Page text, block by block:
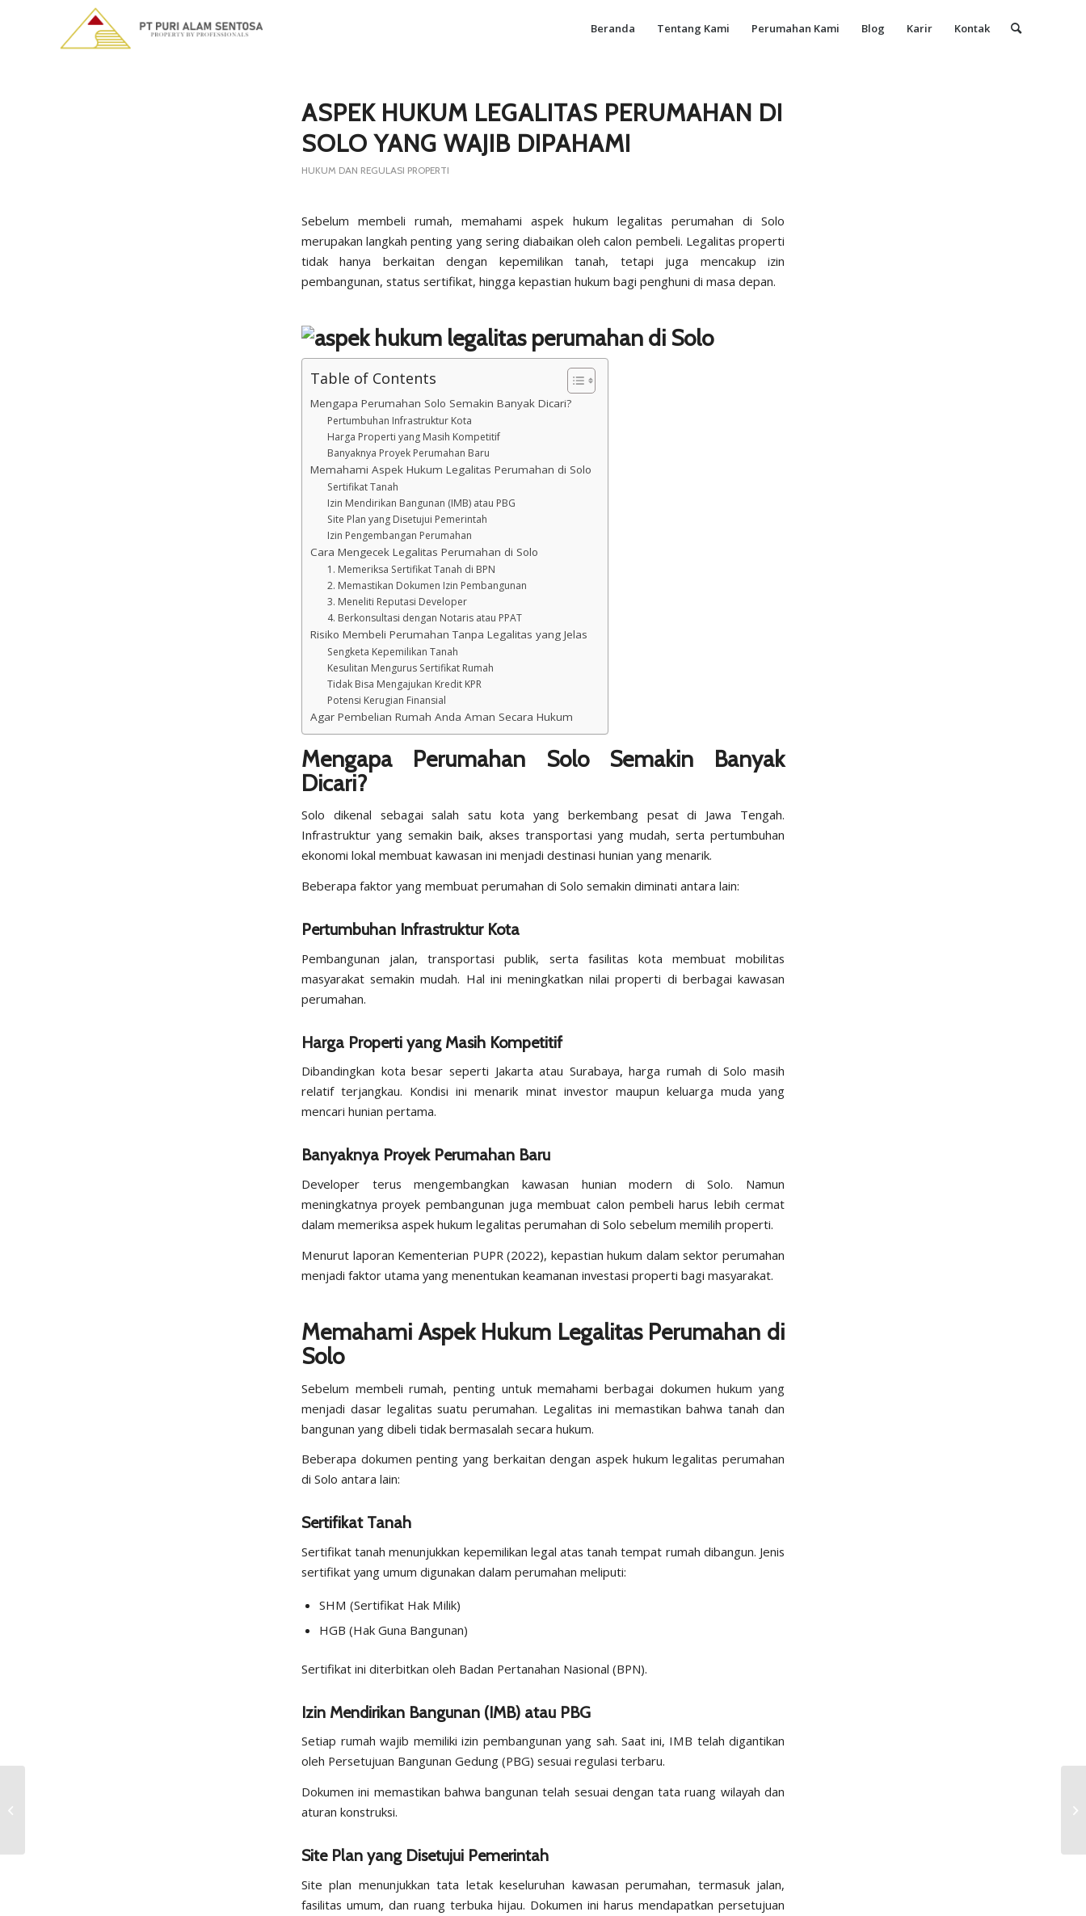
Beranda Tentang Kami Perumahan Kami Blog Karir Kontak
ASPEK HUKUM LEGALITAS PERUMAHAN DI
SOLO YANG WAJIB DIPAHAMI
HUKUM DAN REGULASI PROPERTI
Sebelum membeli rumah, memahami aspek hukum legalitas perumahan di Solo
merupakan langkah penting yang sering diabaikan oleh calon pembeli. Legalitas properti
tidak hanya berkaitan dengan kepemilikan tanah, tetapi juga mencakup izin
pembangunan, status sertifikat, hingga kepastian hukum bagi penghuni di masa depan.
Table of Contents
Mengapa Perumahan Solo Semakin Banyak Dicari?
Pertumbuhan Infrastruktur Kota
Harga Properti yang Masih Kompetitif
Banyaknya Proyek Perumahan Baru
Memahami Aspek Hukum Legalitas Perumahan di Solo
Sertifikat Tanah
Izin Mendirikan Bangunan (IMB) atau PBG
Site Plan yang Disetujui Pemerintah
Izin Pengembangan Perumahan
Cara Mengecek Legalitas Perumahan di Solo
1. Memeriksa Sertifikat Tanah di BPN
2. Memastikan Dokumen Izin Pembangunan
3. Meneliti Reputasi Developer
4. Berkonsultasi dengan Notaris atau PPAT
Risiko Membeli Perumahan Tanpa Legalitas yang Jelas
Sengketa Kepemilikan Tanah
Kesulitan Mengurus Sertifikat Rumah
Tidak Bisa Mengajukan Kredit KPR
Potensi Kerugian Finansial
Agar Pembelian Rumah Anda Aman Secara Hukum
Mengapa Perumahan Solo Semakin Banyak
Dicari?
Solo dikenal sebagai salah satu kota yang berkembang pesat di Jawa Tengah.
Infrastruktur yang semakin baik, akses transportasi yang mudah, serta pertumbuhan
ekonomi lokal membuat kawasan ini menjadi destinasi hunian yang menarik.
Beberapa faktor yang membuat perumahan di Solo semakin diminati antara lain:
Pertumbuhan Infrastruktur Kota
Pembangunan jalan, transportasi publik, serta fasilitas kota membuat mobilitas
masyarakat semakin mudah. Hal ini meningkatkan nilai properti di berbagai kawasan
perumahan.
Harga Properti yang Masih Kompetitif
Dibandingkan kota besar seperti Jakarta atau Surabaya, harga rumah di Solo masih
relatif terjangkau. Kondisi ini menarik minat investor maupun keluarga muda yang
mencari hunian pertama.
Banyaknya Proyek Perumahan Baru
Developer terus mengembangkan kawasan hunian modern di Solo. Namun
meningkatnya proyek pembangunan juga membuat calon pembeli harus lebih cermat
dalam memeriksa aspek hukum legalitas perumahan di Solo sebelum memilih properti.
Menurut laporan Kementerian PUPR (2022), kepastian hukum dalam sektor perumahan
menjadi faktor utama yang menentukan keamanan investasi properti bagi masyarakat.
Memahami Aspek Hukum Legalitas Perumahan di
Solo
Sebelum membeli rumah, penting untuk memahami berbagai dokumen hukum yang
menjadi dasar legalitas suatu perumahan. Legalitas ini memastikan bahwa tanah dan
bangunan yang dibeli tidak bermasalah secara hukum.
Beberapa dokumen penting yang berkaitan dengan aspek hukum legalitas perumahan
di Solo antara lain:
Sertifikat Tanah
Sertifikat tanah menunjukkan kepemilikan legal atas tanah tempat rumah dibangun. Jenis
sertifikat yang umum digunakan dalam perumahan meliputi:
SHM (Sertifikat Hak Milik)
HGB (Hak Guna Bangunan)
Sertifikat ini diterbitkan oleh Badan Pertanahan Nasional (BPN).
Izin Mendirikan Bangunan (IMB) atau PBG
Setiap rumah wajib memiliki izin pembangunan yang sah. Saat ini, IMB telah digantikan
oleh Persetujuan Bangunan Gedung (PBG) sesuai regulasi terbaru.
Dokumen ini memastikan bahwa bangunan telah sesuai dengan tata ruang wilayah dan
aturan konstruksi.
Site Plan yang Disetujui Pemerintah
Site plan menunjukkan tata letak keseluruhan kawasan perumahan, termasuk jalan,
fasilitas umum, dan ruang terbuka hijau. Dokumen ini harus mendapatkan persetujuan